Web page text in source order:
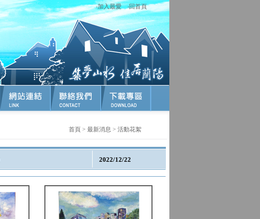
‧加入最愛‧回首頁
首頁 > 最新消息 > 活動花絮
2022/12/22